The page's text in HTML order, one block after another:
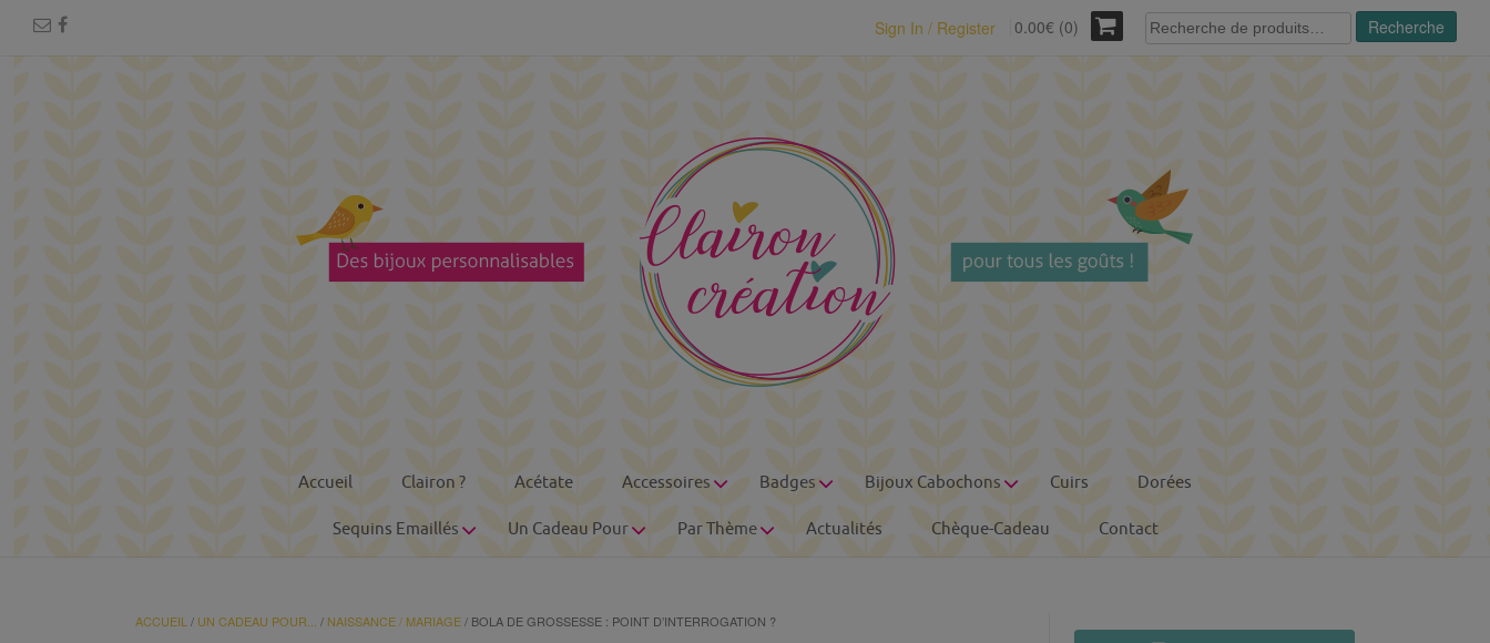
Sign In / Register 0.00€ (0)
Recherche
pour :
Recherche
Accueil Clairon ? Acétate Accessoires Badges Bijoux Cabochons Cuirs Dorées
Sequins Emaillés Un Cadeau Pour Par Thème Actualités Chèque-Cadeau Contact
ACCUEIL / UN CADEAU POUR... / NAISSANCE / MARIAGE/ BOLA DE GROSSESSE : POINT D’INTERROGATION ?